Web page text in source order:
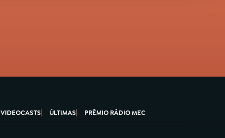
VIDEOCASTS ÚLTIMAS PRÊMIO RÁDIO MEC